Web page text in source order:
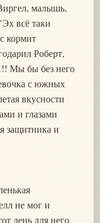
малышь,
всё таки
кормит
Роберт,
Мы бы без него
с южных
вкусности
и глазами
защитника и
не мог и
день для него,